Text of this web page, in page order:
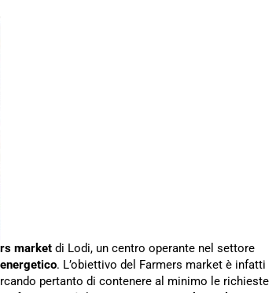
market di Lodi, un centro operante nel settore
. L’obiettivo del Farmers market è infatti
pertanto di contenere al minimo le richieste